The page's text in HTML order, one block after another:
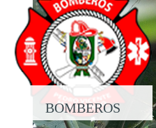
BOMBEROS